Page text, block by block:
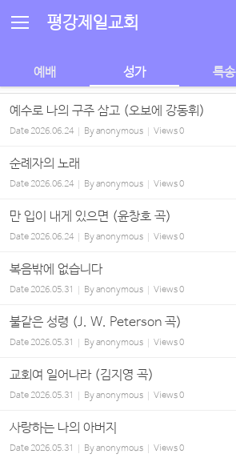
평강제일교회
예배 성가 특송
예수로 나의 구주 삼고 (오보에 강동휘)
Date2026.06.24 Byanonymous Views0
순례자의 노래
Date2026.06.24 Byanonymous Views0
만 입이 내게 있으면 (윤창호 곡)
Date2026.06.24 Byanonymous Views0
복음밖에 없습니다
Date2026.05.31 Byanonymous Views0
불같은 성령 (J. W. Peterson 곡)
Date2026.05.31 Byanonymous Views0
교회여 일어나라 (김지영 곡)
Date2026.05.31 Byanonymous Views0
사랑하는 나의 아버지
Date2026.05.31 Byanonymous Views0